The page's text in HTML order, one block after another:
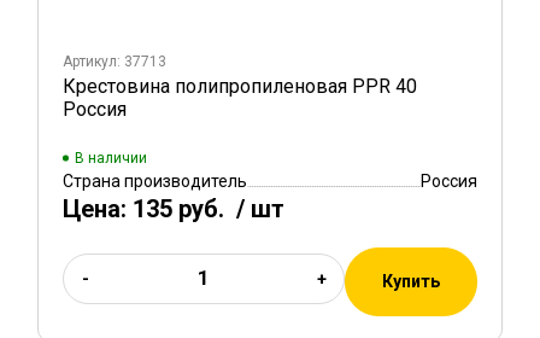
Артикул: 37713
Крестовина полипропиленовая PPR 40
Россия
В наличии
Страна производитель Россия
Цена: 135 руб. / шт
- + Купить